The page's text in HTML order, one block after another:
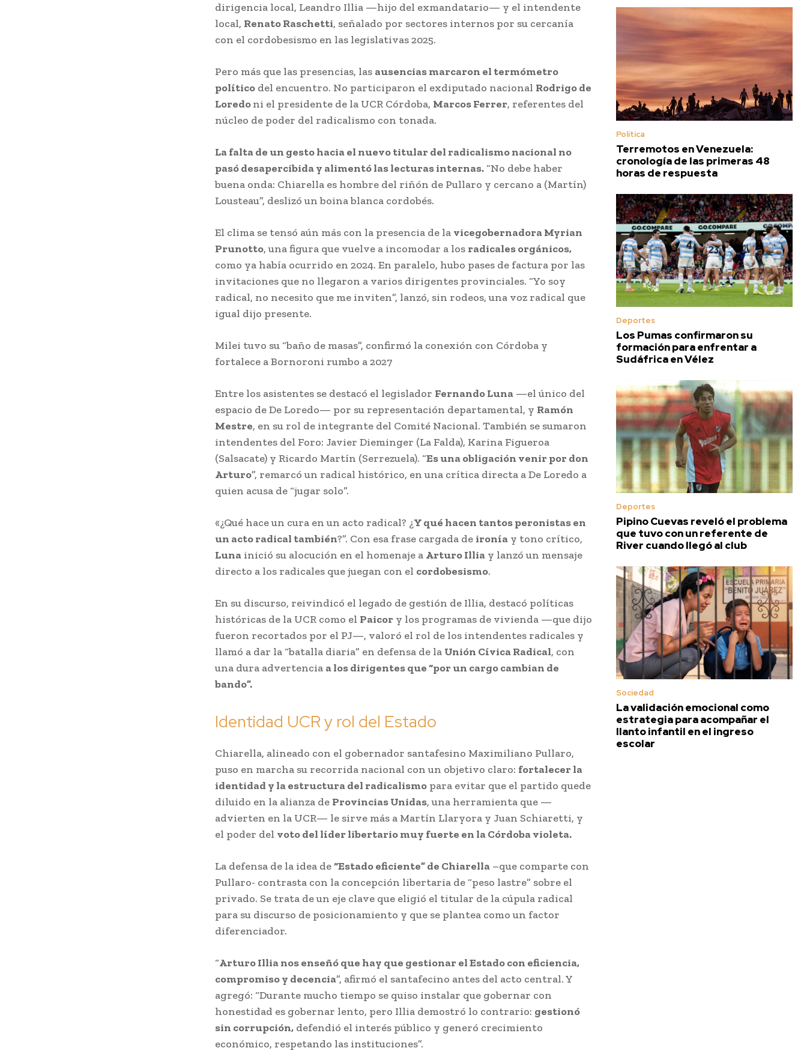
dirigencia local, Leandro Illia —hijo del exmandatario— y el intendente
local, Renato Raschetti, señalado por sectores internos por su cercanía
con el cordobesismo en las legislativas 2025.
Pero más que las presencias, las ausencias marcaron el termómetro
político del encuentro. No participaron el exdiputado nacional Rodrigo de
Loredoni el presidente de la UCR Córdoba, Marcos Ferrer, referentes del
núcleo de poder del radicalismo con tonada.
La falta de un gesto hacia el nuevo titular del radicalismo nacional no
pasó desapercibida y alimentó las lecturas internas. “No debe haber
buena onda: Chiarella es hombre del riñón de Pullaro y cercano a (Martín)
Lousteau”, deslizó un boina blanca cordobés.
El clima se tensó aún más con la presencia de la vicegobernadora Myrian
Prunotto, una figura que vuelve a incomodar a los radicales orgánicos,
como ya había ocurrido en 2024. En paralelo, hubo pases de factura por las
invitaciones que no llegaron a varios dirigentes provinciales. “Yo soy
radical, no necesito que me inviten”, lanzó, sin rodeos, una voz radical que
igual dijo presente.
Milei tuvo su “baño de masas”, confirmó la conexión con Córdoba y
fortalece a Bornoroni rumbo a 2027
Entre los asistentes se destacó el legislador Fernando Luna —el único del
espacio de De Loredo— por su representación departamental, y Ramón
Mestre, en su rol de integrante del Comité Nacional. También se sumaron
intendentes del Foro: Javier Dieminger (La Falda), Karina Figueroa
(Salsacate) y Ricardo Martín (Serrezuela). “Es una obligación venir por don
Arturo”, remarcó un radical histórico, en una crítica directa a De Loredo a
quien acusa de “jugar solo”.
«¿Qué hace un cura en un acto radical? ¿Y qué hacen tantos peronistas en
un acto radical también?”. Con esa frase cargada de ironía y tono crítico,
Luna inició su alocución en el homenaje a Arturo Illia y lanzó un mensaje
directo a los radicales que juegan con el cordobesismo.
En su discurso, reivindicó el legado de gestión de Illia, destacó políticas
históricas de la UCR como el Paicor y los programas de vivienda —que dijo
fueron recortados por el PJ—, valoró el rol de los intendentes radicales y
llamó a dar la “batalla diaria” en defensa de la Unión Cívica Radical, con
una dura advertencia a los dirigentes que “por un cargo cambian de
bando”.
Identidad UCR y rol del Estado
Chiarella, alineado con el gobernador santafesino Maximiliano Pullaro,
puso en marcha su recorrida nacional con un objetivo claro: fortalecer la
identidad y la estructura del radicalismo para evitar que el partido quede
diluido en la alianza de Provincias Unidas, una herramienta que —
advierten en la UCR— le sirve más a Martín Llaryora y Juan Schiaretti, y
el poder del voto del líder libertario muy fuerte en la Córdoba violeta.
La defensa de la idea de“Estado eficiente” de Chiarella –que comparte con
Pullaro- contrasta con la concepción libertaria de “peso lastre” sobre el
privado. Se trata de un eje clave que eligió el titular de la cúpula radical
para su discurso de posicionamiento y que se plantea como un factor
diferenciador.
“Arturo Illia nos enseñó que hay que gestionar el Estado con eficiencia,
compromiso y decencia”, afirmó el santafecino antes del acto central. Y
agregó: “Durante mucho tiempo se quiso instalar que gobernar con
honestidad es gobernar lento, pero Illia demostró lo contrario: gestionó
sin corrupción, defendió el interés público y generó crecimiento
económico, respetando las instituciones”.
Política
Terremotos en Venezuela:
cronología de las primeras 48
horas de respuesta
Deportes
Los Pumas confirmaron su
formación para enfrentar a
Sudáfrica en Vélez
Deportes
Pipino Cuevas reveló el problema
que tuvo con un referente de
River cuando llegó al club
Sociedad
La validación emocional como
estrategia para acompañar el
llanto infantil en el ingreso
escolar